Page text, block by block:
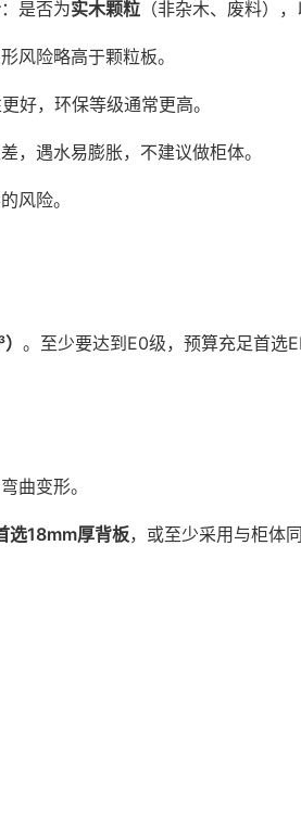
：是否为实木颗粒 （非杂木、废料）
风险略高于颗粒板。
好，环保等级通常更高。
，遇水易膨胀，不建议做柜体。
风险。
。至少要达到E0级，预算充足首选
曲变形。
选18mm厚背板，或至少采用与柜体